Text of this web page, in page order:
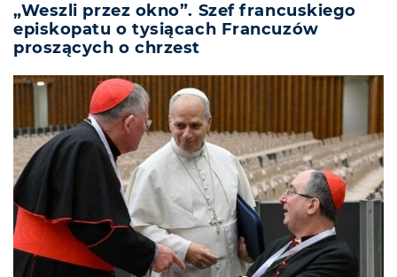
„Weszli przez okno”. Szef francuskiego
episkopatu o tysiącach Francuzów
proszących o chrzest